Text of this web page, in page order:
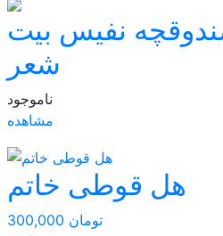
نفیس بیت
شعر
ناموجود
مشاهده
هل قوطی خاتم
300,000 تومان